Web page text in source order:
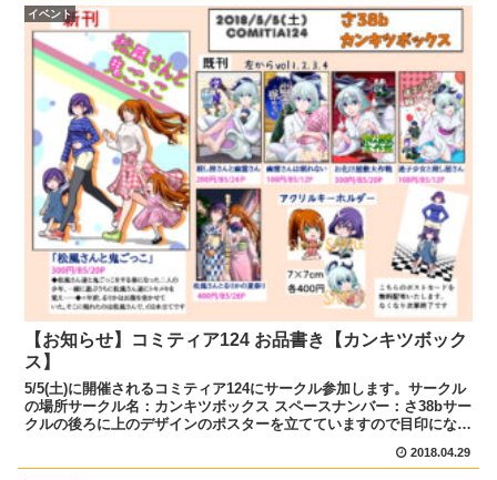
イベント
【お知らせ】コミティア124 お品書き【カンキツボック
ス】
5/5(土)に開催されるコミティア124にサークル参加します。サークル
の場所サークル名：カンキツボックス スペースナンバー：さ38bサー
クルの後ろに上のデザインのポスターを立てていますので目印になれ
2018.04.29